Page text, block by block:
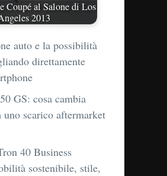
Coupé al Salone di Los
2013
auto e la possibilità
direttamente
GS: cosa cambia
uno scarico aftermarket
40 Business
sostenibile, stile,